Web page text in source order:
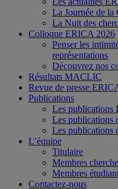
La Journée de
La Nuit des
Colloque ERICA 2026
Penser les
représentations
Découvrez nos
Résultats MACLIC
Revue de presse
Publications
Les publications
Les publications
Les publications
L’équipe
Titulaire
Membres
Membres
Contactez-nous